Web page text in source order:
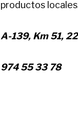
productos
A-139, Km 51,
974 55 33 78